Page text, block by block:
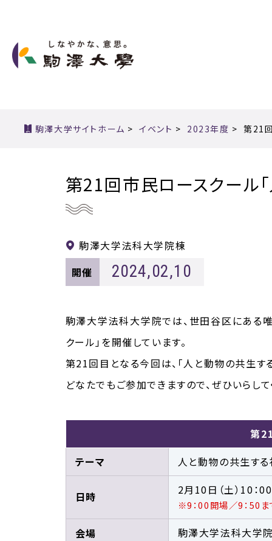
駒澤大学サイトホーム >イベント > 2023年度 >第21
第21回市民ロースクール
駒澤大学法科大学院棟
開催
2024,02,10
駒澤大学法科大学院では、世田谷区にある
クール」を開催しています。
第21回目となる今回は、「人と動物の共生す
どなたでもご参加できますので、ぜひいらして
第
テーマ
人と動物の共生す
日時 2月10日（土）10：
※9：00開場／9：50ま
会場 駒澤大学法科大